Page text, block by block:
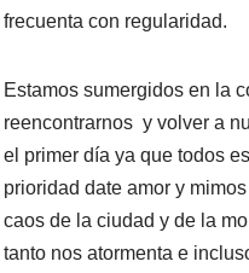
frecuenta con regularidad.
Estamos sumergidos en la
reencontrarnos y volver a
el primer día ya que todos
prioridad date amor y
caos de la ciudad y de la
tanto nos atormenta e